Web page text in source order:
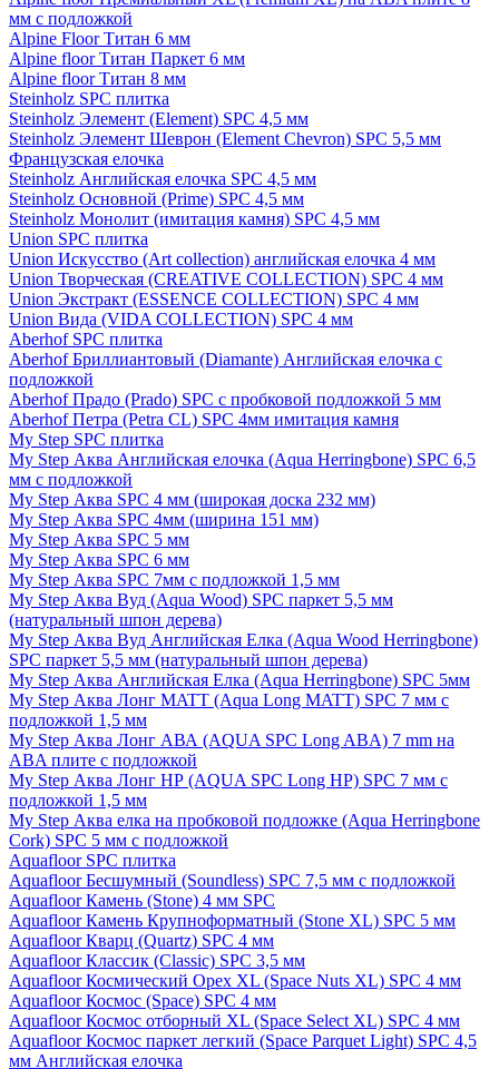
мм с подложкой
Alpine Floor Титан 6 мм
Alpine floor Титан Паркет 6 мм
Alpine floor Титан 8 мм
Steinholz SPC плитка
Steinholz Элемент (Element) SPC 4,5 мм
Steinholz Элемент Шеврон (Element Chevron) SPC 5,5 мм
Французская елочка
Steinholz Английская елочка SPC 4,5 мм
Steinholz Основной (Prime) SPC 4,5 мм
Steinholz Монолит (имитация камня) SPC 4,5 мм
Union SPC плитка
Union Искусство (Art collection) английская елочка 4 мм
Union Творческая (CREATIVE COLLECTION) SPC 4 мм
Union Экстракт (ESSENCE COLLECTION) SPC 4 мм
Union Вида (VIDA COLLECTION) SPC 4 мм
Aberhof SPC плитка
Aberhof Бриллиантовый (Diamante) Английская елочка с
подложкой
Aberhof Прадо (Prado) SPC с пробковой подложкой 5 мм
Aberhof Петра (Petra CL) SPC 4мм имитация камня
My Step SPC плитка
My Step Аква Английская елочка (Aqua Herringbone) SPC 6,5
мм с подложкой
My Step Аква SPC 4 мм (широкая доска 232 мм)
My Step Аква SPC 4мм (ширина 151 мм)
My Step Аква SPC 5 мм
My Step Аква SPC 6 мм
My Step Аква SPC 7мм c подложкой 1,5 мм
My Step Аква Вуд (Aqua Wood) SPC паркет 5,5 мм
(натуральный шпон дерева)
My Step Аква Вуд Английская Елка (Aqua Wood Herringbone)
SPC паркет 5,5 мм (натуральный шпон дерева)
My Step Аква Английская Елка (Aqua Herringbone) SPC 5мм
My Step Аква Лонг MATT (Aqua Long MATT) SPC 7 мм с
подложкой 1,5 мм
My Step Аква Лонг АВА (AQUA SPC Long ABA) 7 mm на
ABA плите с подложкой
My Step Аква Лонг НР (AQUA SPC Long HP) SPC 7 мм с
подложкой 1,5 мм
My Step Аква елка на пробковой подложке (Aqua Herringbone
Cork) SPC 5 мм с подложкой
Aquafloor SPC плитка
Aquafloor Бесшумный (Soundless) SPC 7,5 мм с подложкой
Aquafloor Камень (Stone) 4 мм SPC
Aquafloor Камень Крупноформатный (Stone XL) SPC 5 мм
Aquafloor Кварц (Quartz) SPC 4 мм
Aquafloor Классик (Classic) SPC 3,5 мм
Aquafloor Космический Орех XL (Space Nuts XL) SPC 4 мм
Aquafloor Космос (Space) SPC 4 мм
Aquafloor Космос отборный XL (Space Select XL) SPC 4 мм
Aquafloor Космос паркет легкий (Space Parquet Light) SPC 4,5
мм Английская елочка